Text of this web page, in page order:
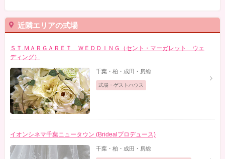
近隣エリアの式場
ＳＴ.ＭＡＲＧＡＲＥＴ ＷＥＤＤＩＮＧ（セント・マーガレット ウェ
ディング）
千葉・柏・成田・房総
式場・ゲストハウス
イオンシネマ千葉ニュータウン (Bridealプロデュース)
千葉・柏・成田・房総